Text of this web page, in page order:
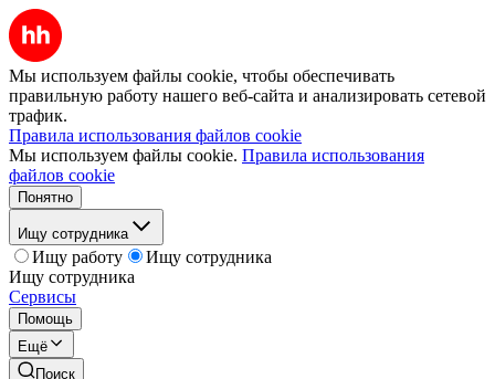
Мы используем файлы cookie, чтобы обеспечивать
правильную работу нашего веб-сайта и анализировать сетевой
трафик.
Правила использования файлов cookie
Мы используем файлы cookie. Правила использования
файлов cookie
Понятно
Ищу сотрудника
Ищу работу
Ищу сотрудника
Ищу сотрудника
Сервисы
Помощь
Ещё
Поиск